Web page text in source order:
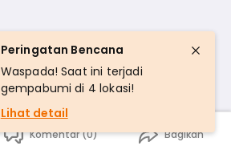
Komentar (0) Bagikan
Peringatan Bencana
Waspada! Saat ini terjadi
gempabumi di 4 lokasi!
Lihat detail